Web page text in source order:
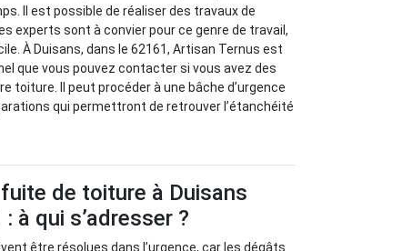
Il est possible de réaliser des travaux de
experts sont à convier pour ce genre de travail,
À Duisans, dans le 62161, Artisan Ternus est
que vous pouvez contacter si vous avez des
toiture. Il peut procéder à une bâche d’urgence
qui permettront de retrouver l’étanchéité
de toiture à Duisans
à qui s’adresser ?
être résolues dans l’urgence, car les dégâts